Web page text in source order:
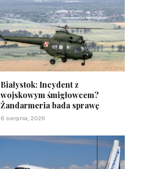
Białystok: Incydent z
wojskowym śmigłowcem?
Żandarmeria bada sprawę
6 sierpnia, 2026